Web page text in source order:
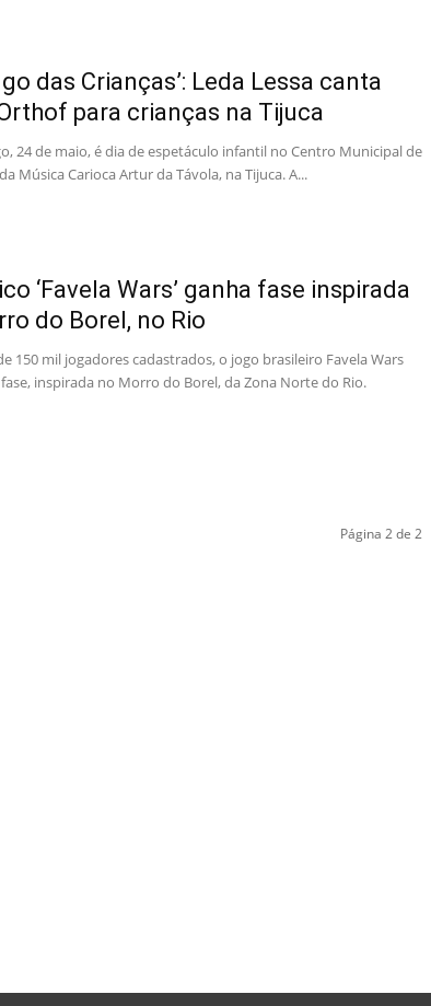
das Crianças’: Leda Lessa canta
para crianças na Tijuca
24 de maio, é dia de espetáculo infantil no Centro Municipal de
Música Carioca Artur da Távola, na Tijuca. A...
‘Favela Wars’ ganha fase inspirada
do Borel, no Rio
150 mil jogadores cadastrados, o jogo brasileiro Favela Wars
inspirada no Morro do Borel, da Zona Norte do Rio.
Página 2 de 2